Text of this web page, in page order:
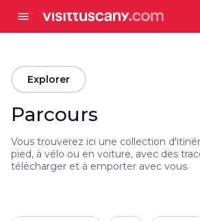
menu
arrow_backExplorer
Parcours
Vous trouverez ici une collection
pied, à vélo ou en voiture, avec des
télécharger et à emporter avec vous.